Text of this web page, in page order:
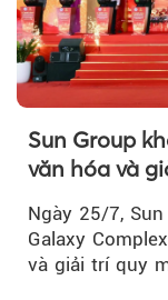
Sun Group
văn hóa và
Ngày 25/7,
Galaxy
và giải trí quy